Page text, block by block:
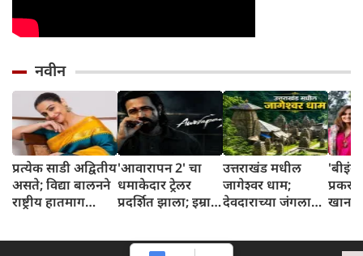
नवीन
प्रत्येक साडी अद्वितीय
असते; विद्या बालनने
राष्ट्रीय हातमाग
'आवारापन 2' चा
धमाकेदार ट्रेलर
प्रदर्शित झाला; इम्रान
उत्तराखंड मधील
जागेश्वर धाम;
देवदाराच्या जंगलात
'बीइंग
खान